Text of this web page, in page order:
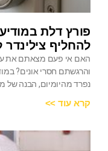
פורץ דלת
להחליף צילינדר
האם אי פעם מצאתם את
והרגשתם חסרי אונים?
נפרד מהיומיום, הבנה של
קרא עוד >>